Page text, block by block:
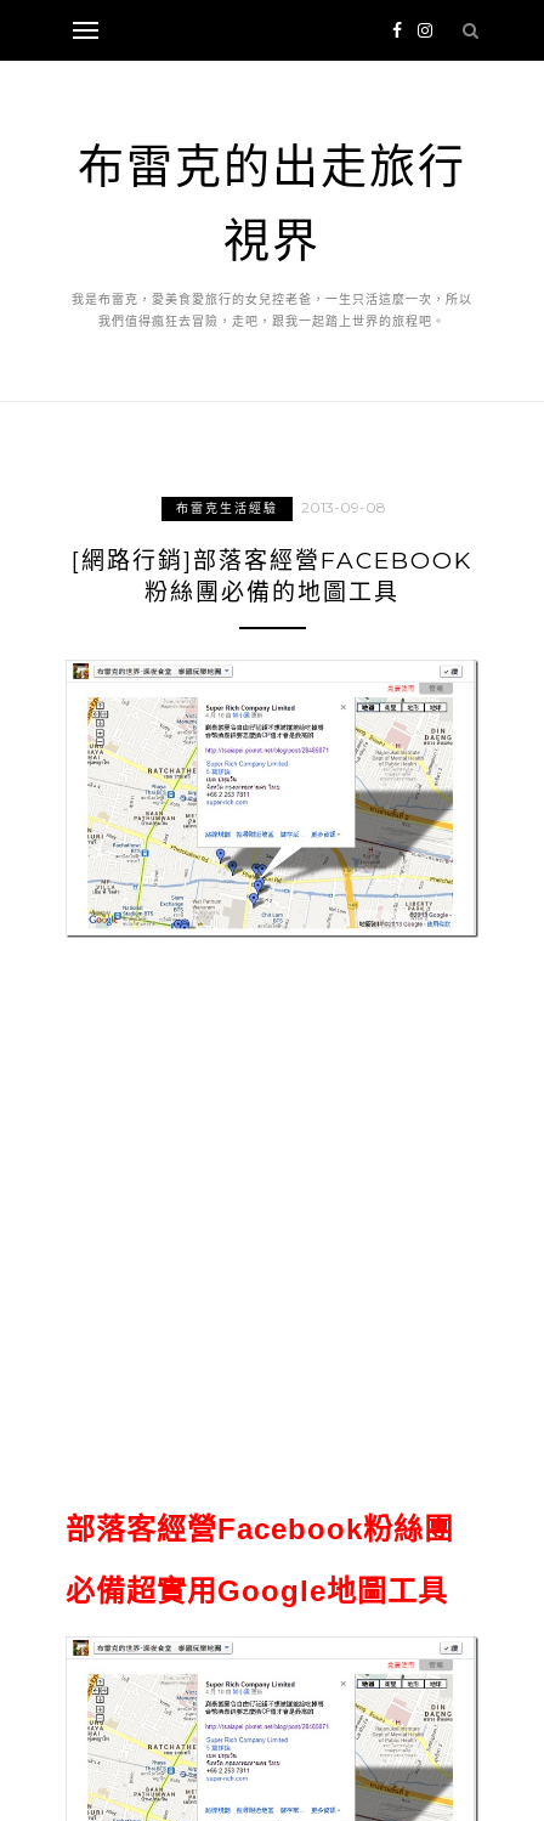
布雷克的出走旅行
視界
我是布雷克，愛美食愛旅行的女兒控老爸，一生只活這麼一次，所以
我們值得瘋狂去冒險，走吧，跟我一起踏上世界的旅程吧。
布雷克生活經驗 2013-09-08
[網路行銷]部落客經營FACEBOOK
粉絲團必備的地圖工具
部落客經營Facebook粉絲團
必備超實用Google地圖工具